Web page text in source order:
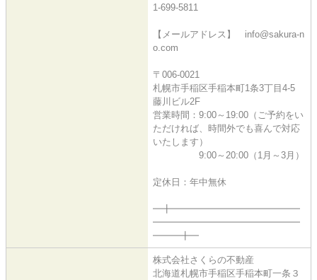
1-699-5811
【メールアドレス】 info@sakura-n
o.com
〒006-0021
札幌市手稲区手稲本町1条3丁目4-5
藤川ビル2F
営業時間：9:00～19:00（ご予約をい
ただければ、時間外でも喜んで対応
いたします）
9:00～20:00（1月～3月）
定休日：年中無休
━╋━━━━━━━━━━━━━━
━━━━━━━━━━━━━━━━
━━━╋━
株式会社さくらの不動産
北海道札幌市手稲区手稲本町一条３